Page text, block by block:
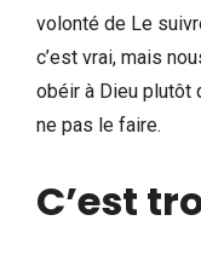
volonté de Le
c’est vrai, mais
obéir à Dieu plutôt
ne pas le faire.
C’est